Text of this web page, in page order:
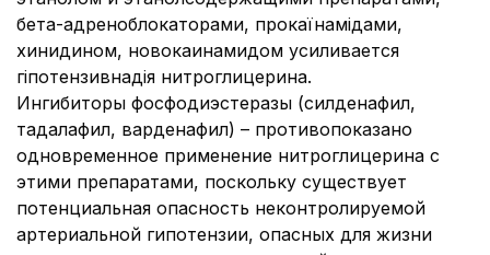
бета-адреноблокаторами, прокаїнамідами,
хинидином, новокаинамидом усиливается
гіпотензивнадія нитроглицерина.
Ингибиторы фосфодиэстеразы (силденафил,
тадалафил, варденафил) – противопоказано
одновременное применение нитроглицерина с
этими препаратами, поскольку существует
потенциальная опасность неконтролируемой
артериальной гипотензии, опасных для жизни